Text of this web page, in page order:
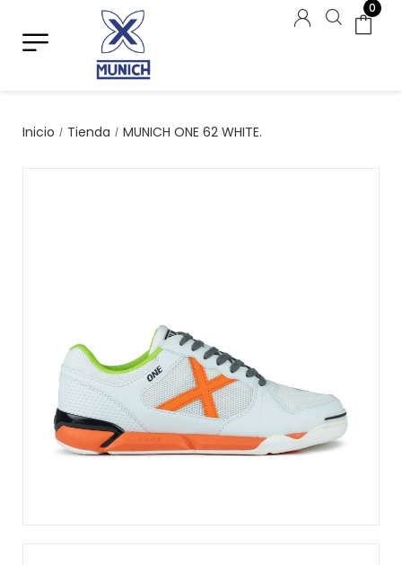
0
Inicio / Tienda / MUNICH ONE 62 WHITE.